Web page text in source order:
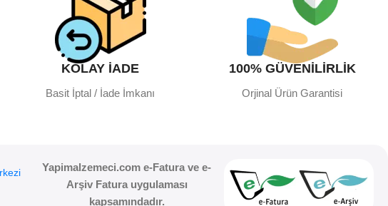
KOLAY İADE
Basit İptal / İade İmkanı
100% GÜVENİLİRLİK
Orjinal Ürün Garantisi
Yapimalzemeci.com e-Fatura ve e-
Arşiv Fatura uygulaması
kapsamındadır.